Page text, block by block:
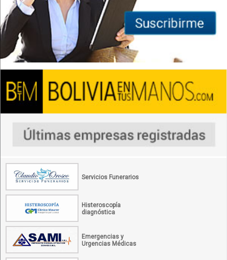
Servicios Funerarios
Histeroscopía
diagnóstica
Emergencias y
Urgencias Médicas